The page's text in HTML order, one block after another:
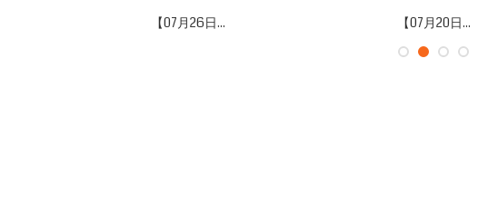
【07月26日... 【07月20日...